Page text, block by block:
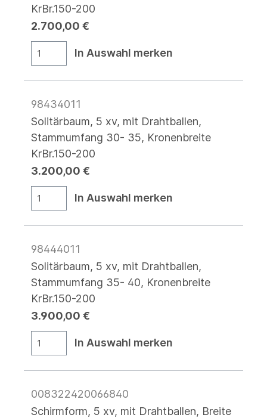
KrBr.150-200
2.700,00 €
In Auswahl merken
98434011
Solitärbaum, 5 xv, mit Drahtballen,
Stammumfang 30- 35, Kronenbreite
KrBr.150-200
3.200,00 €
In Auswahl merken
98444011
Solitärbaum, 5 xv, mit Drahtballen,
Stammumfang 35- 40, Kronenbreite
KrBr.150-200
3.900,00 €
In Auswahl merken
008322420066840
Schirmform, 5 xv, mit Drahtballen, Breite